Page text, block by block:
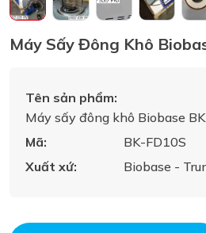
Máy Sấy Đông Khô
Tên sản phẩm:
Máy sấy đông khô Biobase
Mã:
BK-FD10S
Xuất xứ:
Biobase -